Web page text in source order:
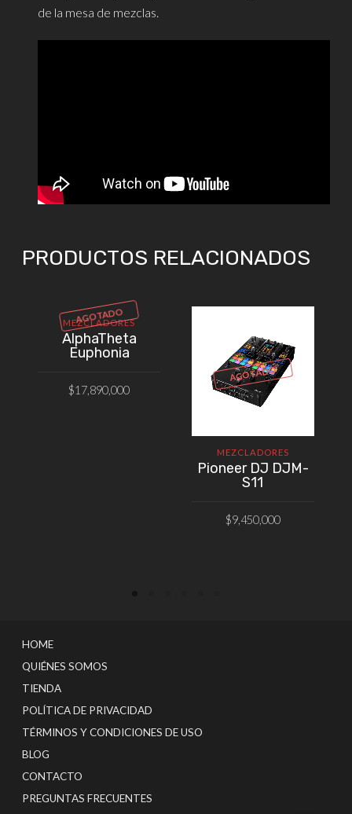
de la mesa de mezclas.
PRODUCTOS RELACIONADOS
AGOTADO
MEZCLADORES
AlphaTheta
Euphonia
$17,890,000
AGOTADO
MEZCLADORES
Pioneer DJ DJM-
S11
$9,450,000
HOME
QUIÉNES SOMOS
TIENDA
POLÍTICA DE PRIVACIDAD
TÉRMINOS Y CONDICIONES DE USO
BLOG
CONTACTO
PREGUNTAS FRECUENTES